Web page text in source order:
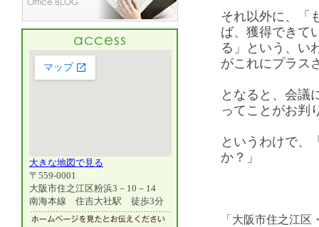
それ以外に、「
ば、獲得できて
る」という、い
がこれにプラス
となると、会議
ってことがお判
というわけで、
か？」
「大阪市住之江
大きな地図で見る
〒559-0001
大阪市住之江区粉浜3－10－14
南海本線 住吉大社駅 徒歩3分